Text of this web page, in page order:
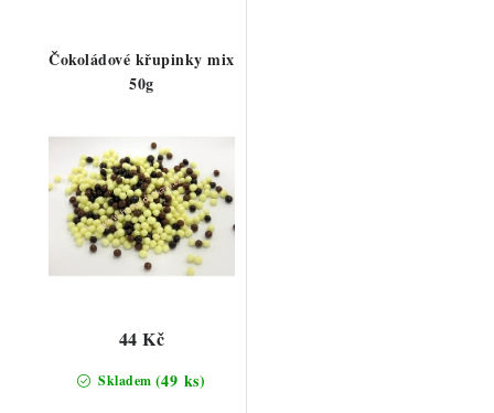
Čokoládové křupinky mix
50g
Skladem (49 ks)
44 Kč